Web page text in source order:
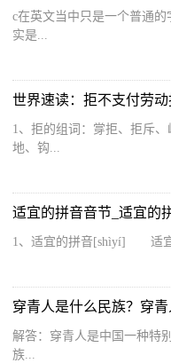
c在英文当中只是一个普通
实是...
世界速读：拒不支付劳动
1、拒的组词：牚拒、拒斥
地、钩...
适宜的拼音音节_适宜的
1、适宜的拼音[shìyí] 适
穿青人是什么民族？穿青
解答：穿青人是中国一种特
族...